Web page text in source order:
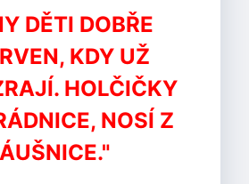
DĚTI DOBŘE
KDY UŽ
HOLČIČKY
NOSÍ Z